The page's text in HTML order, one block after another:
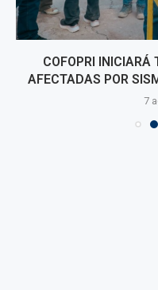
COFOPRI INICIARÁ
AFECTADAS POR
7